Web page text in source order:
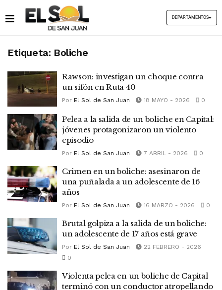
DEPARTAMENTOS
Etiqueta: Boliche
Rawson: investigan un choque contra
un sifón en Ruta 40
Por El Sol de San Juan 18 MAYO - 2026 0
Pelea a la salida de un boliche en Capital:
jóvenes protagonizaron un violento
episodio
Por El Sol de San Juan 7 ABRIL - 2026 0
Crimen en un boliche: asesinaron de
una puñalada a un adolescente de 16
años
Por El Sol de San Juan 16 MARZO - 2026 0
Brutal golpiza a la salida de un boliche:
un adolescente de 17 años está grave
Por El Sol de San Juan
22 FEBRERO - 2026
0
Violenta pelea en un boliche de Capital
terminó con un conductor atropellando